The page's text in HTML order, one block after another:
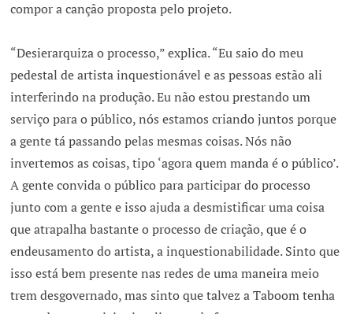
compor a canção proposta pelo projeto.
“Desierarquiza o processo,” explica. “Eu saio do meu
pedestal de artista inquestionável e as pessoas estão ali
interferindo na produção. Eu não estou prestando um
serviço para o público, nós estamos criando juntos porque
a gente tá passando pelas mesmas coisas. Nós não
invertemos as coisas, tipo ‘agora quem manda é o público’.
A gente convida o público para participar do processo
junto com a gente e isso ajuda a desmistificar uma coisa
que atrapalha bastante o processo de criação, que é o
endeusamento do artista, a inquestionabilidade. Sinto que
isso está bem presente nas redes de uma maneira meio
trem desgovernado, mas sinto que talvez a Taboom tenha